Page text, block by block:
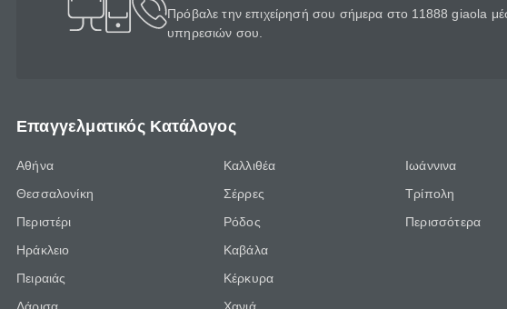
Πρόβαλε την επιχείρησή σου σήμερα στο 11888 giaola
υπηρεσιών σου.
Επαγγελματικός Κατάλογος
Αθήνα
Θεσσαλονίκη
Περιστέρι
Ηράκλειο
Πειραιάς
Καλλιθέα
Σέρρες
Ρόδος
Καβάλα
Κέρκυρα
Ιωάννινα
Τρίπολη
Περισσότερα